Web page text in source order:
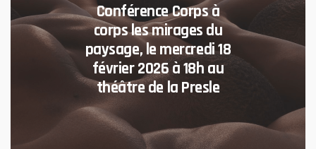
Conférence Corps à
corps les mirages du
paysage, le mercredi 18
février 2026 à 18h au
théâtre de la Presle